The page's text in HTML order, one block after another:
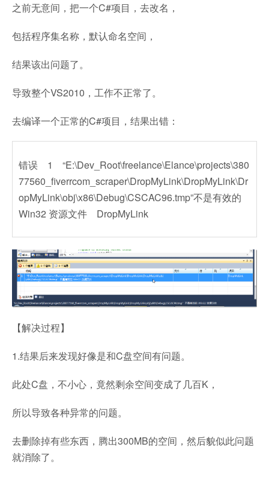
之前无意间，把一个C#项目，去改名，
包括程序集名称，默认命名空间，
结果该出问题了。
导致整个VS2010，工作不正常了。
去编译一个正常的C#项目，结果出错：
错误 1 “E:\Dev_Root\freelance\Elance\projects\380
77560_fiverrcom_scraper\DropMyLink\DropMyLink\Dr
opMyLink\obj\x86\Debug\CSCAC96.tmp”不是有效的
Win32 资源文件 DropMyLink
【解决过程】
1.结果后来发现好像是和C盘空间有问题。
此处C盘，不小心，竟然剩余空间变成了几百K，
所以导致各种异常的问题。
去删除掉有些东西，腾出300MB的空间，然后貌似此问题
就消除了。